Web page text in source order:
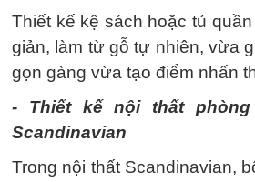
Thiết kế kệ sách hoặc tủ
giản, làm từ gỗ tự nhiên, vừa
gọn gàng vừa tạo điểm nhấn
- Thiết kế nội thất
Scandinavian
Trong nội thất Scandinavian,